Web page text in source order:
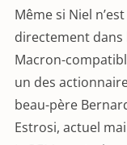
Même si Niel
directement dans
Macron-
un des
beau-père
Estrosi, actuel